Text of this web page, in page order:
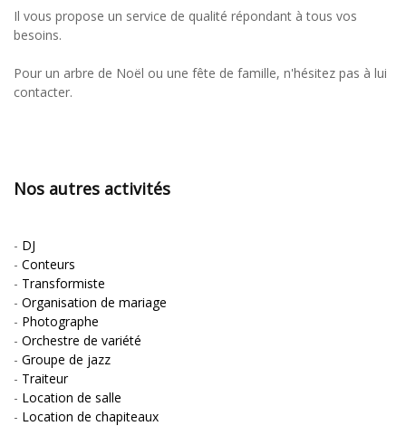
Il vous propose un service de qualité répondant à tous vos
besoins.
Pour un arbre de Noël ou une fête de famille, n'hésitez pas à lui
contacter.
Nos autres activités
- DJ
- Conteurs
- Transformiste
- Organisation de mariage
- Photographe
- Orchestre de variété
- Groupe de jazz
- Traiteur
- Location de salle
- Location de chapiteaux